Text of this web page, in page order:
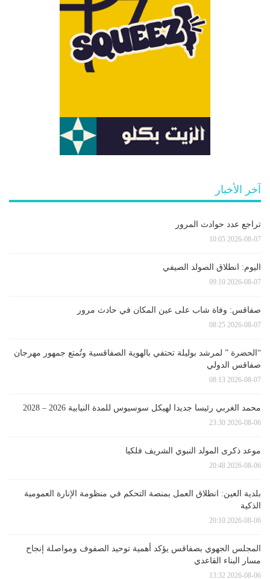
آخر الأخبار
تراجع عدد حوادث المرور
2026-08-07 10:05
اليوم: انطلاق الصولد الصيفي
2026-08-07 09:10
صفاقس: وفاة شاب على عين المكان في حادث مرور
2026-08-07 08:25
“الحضرة ” لمرشد بوليلة تحتفي بالهوية الصفاقسية وتُمتع جمهور مهرجان
صفاقس الدولي
2026-08-07 08:13
محمد الغربي رئيسا جديدا لهيكل سوسيوس للمدة النيابية 2026 – 2028
2026-08-06 23:30
موعد ذكرى المولد النبوي الشريف فلكيا
2026-08-06 20:48
بلدية العين: انطلاق العمل بمنصة التحكم في منظومة الإنارة العمومية
الذكية
2026-08-06 20:10
المجلس الجهوي بصفاقس يؤكد أهمية توحيد الصفوف ومواصلة إنجاح
مسار البناء القاعدي
2026-08-06 13:32